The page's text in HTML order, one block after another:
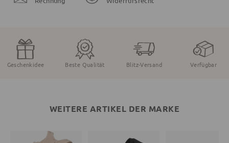
Geschenkidee Beste Qualität Blitz-Versand Verfügbar
WEITERE ARTIKEL DER MARKE